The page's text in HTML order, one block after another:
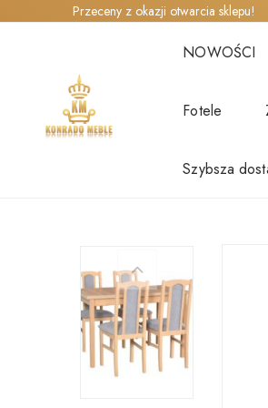
Przeceny z okazji otwarcia sklepu!
NOWOŚCI
Fotele
Szybsza